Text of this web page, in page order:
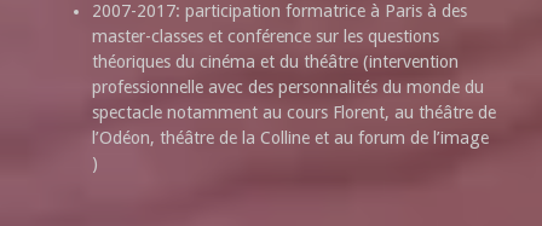
2007-2017: participation formatrice à Paris à des
master-classes et conférence sur les questions
théoriques du cinéma et du théâtre (intervention
professionnelle avec des personnalités du monde du
spectacle notamment au cours Florent, au théâtre de
l’Odéon, théâtre de la Colline et au forum de l’image
)